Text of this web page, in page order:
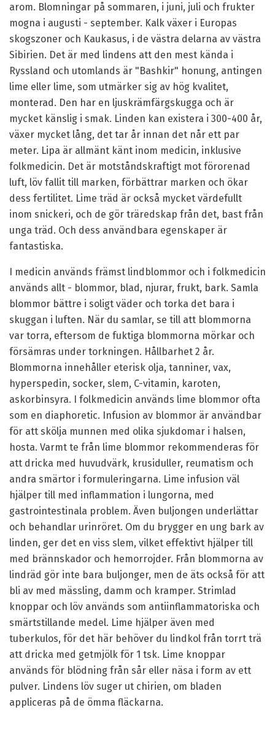
arom. Blomningar på sommaren, i juni, juli och frukter
mogna i augusti - september. Kalk växer i Europas
skogszoner och Kaukasus, i de västra delarna av västra
Sibirien. Det är med lindens att den mest kända i
Ryssland och utomlands är "Bashkir" honung, antingen
lime eller lime, som utmärker sig av hög kvalitet,
monterad. Den har en ljuskrämfärgskugga och är
mycket känslig i smak. Linden kan existera i 300-400 år,
växer mycket lång, det tar år innan det når ett par
meter. Lipa är allmänt känt inom medicin, inklusive
folkmedicin. Det är motståndskraftigt mot förorenad
luft, löv fallit till marken, förbättrar marken och ökar
dess fertilitet. Lime träd är också mycket värdefullt
inom snickeri, och de gör träredskap från det, bast från
unga träd. Och dess användbara egenskaper är
fantastiska.
I medicin används främst lindblommor och i folkmedicin
används allt - blommor, blad, njurar, frukt, bark. Samla
blommor bättre i soligt väder och torka det bara i
skuggan i luften. När du samlar, se till att blommorna
var torra, eftersom de fuktiga blommorna mörkar och
försämras under torkningen. Hållbarhet 2 år.
Blommorna innehåller eterisk olja, tanniner, vax,
hyperspedin, socker, slem, C-vitamin, karoten,
askorbinsyra. I folkmedicin används lime blommor ofta
som en diaphoretic. Infusion av blommor är användbar
för att skölja munnen med olika sjukdomar i halsen,
hosta. Varmt te från lime blommor rekommenderas för
att dricka med huvudvärk, krusiduller, reumatism och
andra smärtor i formuleringarna. Lime infusion väl
hjälper till med inflammation i lungorna, med
gastrointestinala problem. Även buljongen underlättar
och behandlar urinröret. Om du brygger en ung bark av
linden, ger det en viss slem, vilket effektivt hjälper till
med brännskador och hemorrojder. Från blommorna av
lindräd gör inte bara buljonger, men de äts också för att
bli av med mässling, damm och kramper. Strimlad
knoppar och löv används som antiinflammatoriska och
smärtstillande medel. Lime hjälper även med
tuberkulos, för det här behöver du lindkol från torrt trä
att dricka med getmjölk för 1 tsk. Lime knoppar
används för blödning från sår eller näsa i form av ett
pulver. Lindens löv suger ut chirien, om bladen
appliceras på de ömma fläckarna.